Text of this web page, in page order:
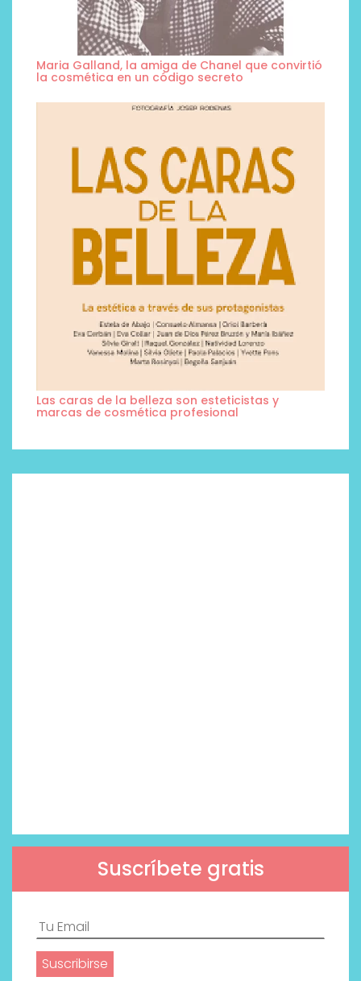
Maria Galland, la amiga de Chanel que convirtió
la cosmética en un código secreto
Las caras de la belleza son esteticistas y
marcas de cosmética profesional
Suscríbete gratis